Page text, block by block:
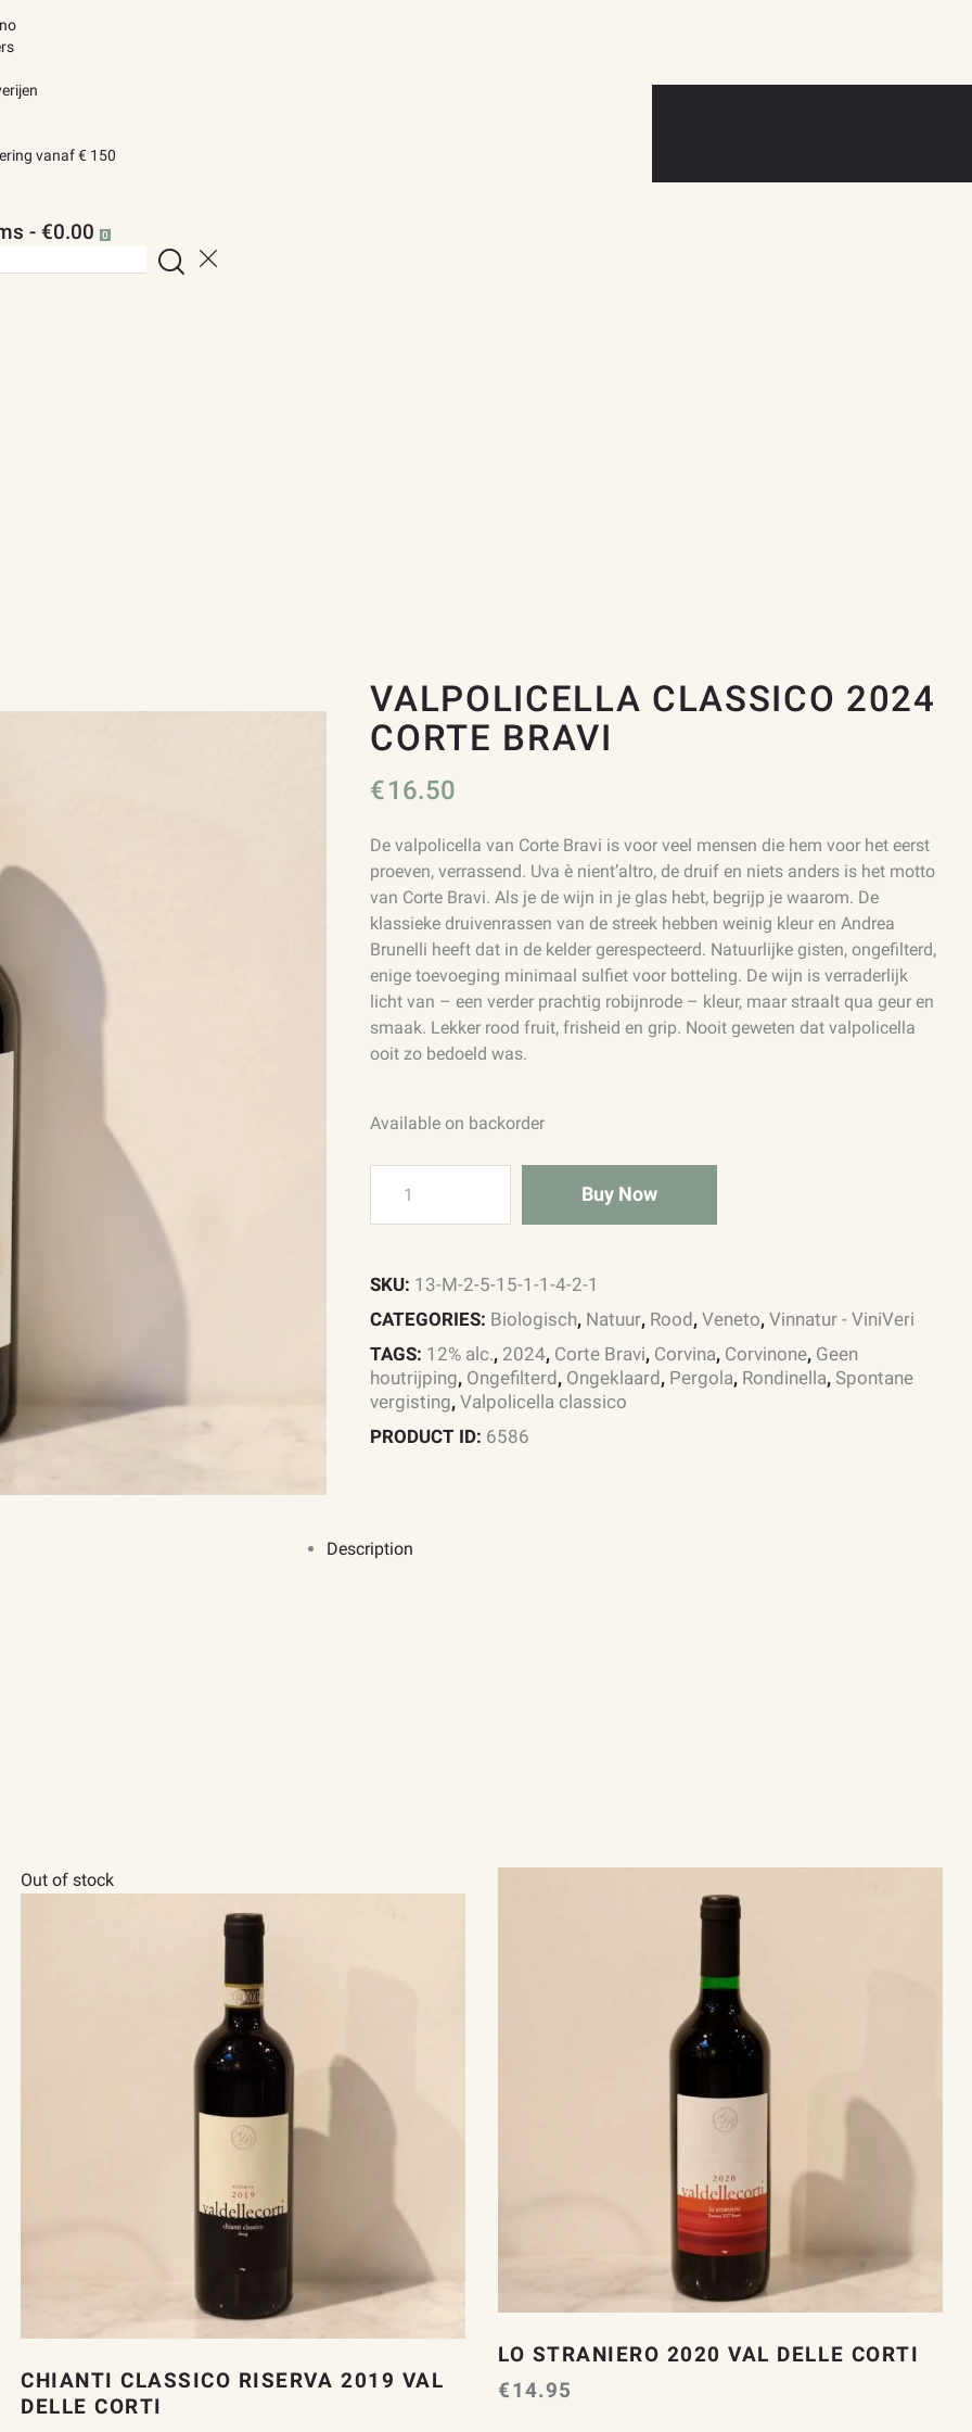
vanaf € 150
- €0.00 0
VALPOLICELLA CLASSICO 2024
CORTE BRAVI
€16.50
De valpolicella van Corte Bravi is voor veel mensen die hem voor het eerst
proeven, verrassend. Uva è nient’altro, de druif en niets anders is het motto
van Corte Bravi. Als je de wijn in je glas hebt, begrijp je waarom. De
klassieke druivenrassen van de streek hebben weinig kleur en Andrea
Brunelli heeft dat in de kelder gerespecteerd. Natuurlijke gisten, ongefilterd,
enige toevoeging minimaal sulfiet voor botteling. De wijn is verraderlijk
licht van – een verder prachtig robijnrode – kleur, maar straalt qua geur en
smaak. Lekker rood fruit, frisheid en grip. Nooit geweten dat valpolicella
ooit zo bedoeld was.
Available on backorder
Classico
2024
Bravi
quantity
Buy Now
SKU: 13-M-2-5-15-1-1-4-2-1
CATEGORIES: Biologisch, Natuur, Rood,Veneto,Vinnatur - ViniVeri
TAGS: 12% alc., 2024, Corte Bravi, Corvina, Corvinone, Geen
houtrijping, Ongefilterd, Ongeklaard, Pergola, Rondinella, Spontane
vergisting,Valpolicella classico
PRODUCT ID: 6586
Description
Out of stock
CHIANTI CLASSICO RISERVA 2019 VAL
DELLE CORTI
LO STRANIERO 2020 VAL DELLE CORTI
€14.95